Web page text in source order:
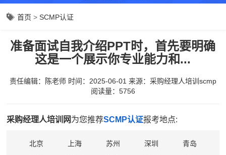
首页 >SCMP认证
准备面试自我介绍PPT时，首先要明确
这是一个展示你专业能力和...
责任编辑：陈老师 时间：2025-06-01 来源： 采购经理人培训scmp
阅读量：5756
采购经理人培训网为您推荐SCMP认证报考地点:
北京 上海 苏州 深圳
青岛